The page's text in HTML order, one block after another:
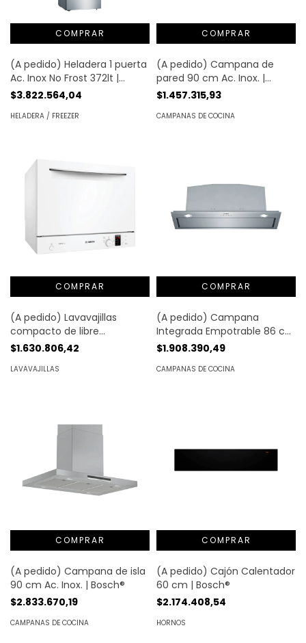
(A pedido) Heladera 1 puerta
Ac. Inox No Frost 372lt |
Bosch®
$3.822.564,04
HELADERA / FREEZER
(A pedido) Campana de
pared 90 cm Ac. Inox. |
Bosch®
$1.457.315,93
CAMPANAS DE COCINA
(A pedido) Lavavajillas
compacto de libre
instalación 55 cm 6 cub. |
$1.630.806,42
LAVAVAJILLAS
(A pedido) Campana
Integrada Empotrable 86 cm
Ac. Inox. | Bosch®
$1.908.390,49
CAMPANAS DE COCINA
(A pedido) Campana de isla
90 cm Ac. Inox. | Bosch®
$2.833.670,19
CAMPANAS DE COCINA
(A pedido) Cajón Calentador
60 cm | Bosch®
$2.174.408,54
HORNOS